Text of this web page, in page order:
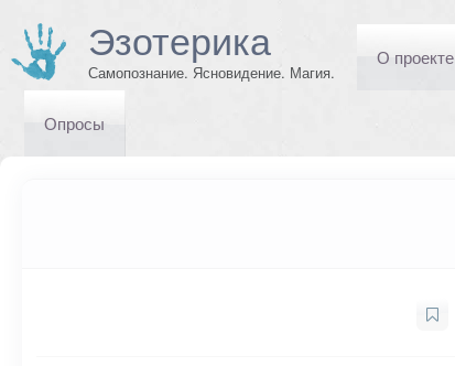
Эзотерика
Самопознание. Ясновидение. Магия.
О проекте
Опросы